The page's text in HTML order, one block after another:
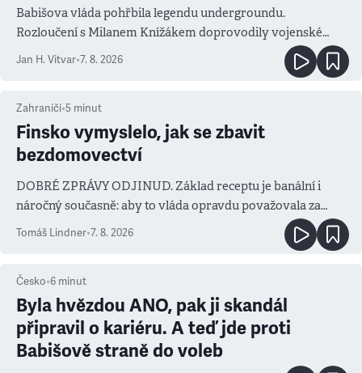
Babišova vláda pohřbila legendu undergroundu.
Rozloučení s Milanem Knížákem doprovodily vojenské
salvy i kritika pokrokářů
Jan H. Vitvar•7. 8. 2026
Zahraničí•5 minut
Finsko vymyslelo, jak se zbavit
bezdomovectví
DOBRÉ ZPRÁVY ODJINUD. Základ receptu je banální i
náročný současně: aby to vláda opravdu považovala za
prioritu
Tomáš Lindner•7. 8. 2026
Česko•6 minut
Byla hvězdou ANO, pak ji skandál
připravil o kariéru. A teď jde proti
Babišově straně do voleb